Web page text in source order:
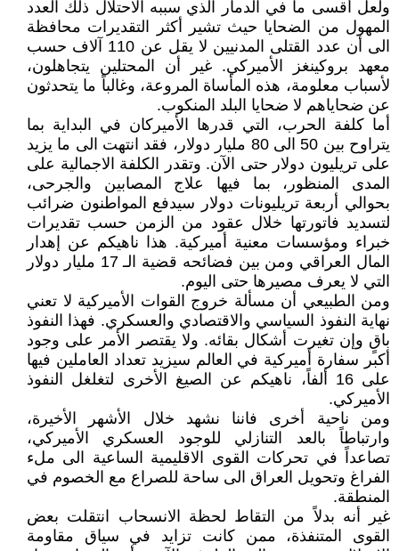
ولعل أقسى ما في الدمار الذي سببه الاحتلال ذلك العدد
المهول من الضحايا حيث تشير أكثر التقديرات محافظة
الى أن عدد القتلى المدنيين لا يقل عن 110 آلاف حسب
معهد بروكينغز الأميركي. غير أن المحتلين يتجاهلون،
لأسباب معلومة، هذه المأساة المروعة، وغالباً ما يتحدثون
عن ضحاياهم لا ضحايا البلد المنكوب.
أما كلفة الحرب، التي قدرها الأميركان في البداية بما
يتراوح بين 50 الى 80 مليار دولار، فقد انتهت الى ما يزيد
على تريليون دولار حتى الآن. وتقدر الكلفة الاجمالية على
المدى المنظور، بما فيها علاج المصابين والجرحى،
بحوالي أربعة تريليونات دولار سيدفع المواطنون ضرائب
لتسديد فاتورتها خلال عقود من الزمن حسب تقديرات
خبراء ومؤسسات معنية أميركية. هذا ناهيكم عن إهدار
المال العراقي ومن بين فضائحه قضية الـ 17 مليار دولار
التي لا يعرف مصيرها حتى اليوم.
ومن الطبيعي أن مسألة خروج القوات الأميركية لا تعني
نهاية النفوذ السياسي والاقتصادي والعسكري. فهذا النفوذ
باقٍ وإن تغيرت أشكال بقائه. ولا يقتصر الأمر على وجود
أكبر سفارة أميركية في العالم سيزيد تعداد العاملين فيها
على 16 ألفاً، ناهيكم عن الصيغ الأخرى لتغلغل النفوذ
الأميركي.
ومن ناحية أخرى فاننا نشهد خلال الأشهر الأخيرة،
وارتباطاً بالعد التنازلي للوجود العسكري الأميركي،
تصاعداً في تحركات القوى الاقليمية الساعية الى ملء
الفراغ وتحويل العراق الى ساحة للصراع مع الخصوم في
المنطقة.
غير أنه بدلاً من التقاط لحظة الانسحاب انتقلت بعض
القوى المتنفذة، ممن كانت تزايد في سياق مقاومة